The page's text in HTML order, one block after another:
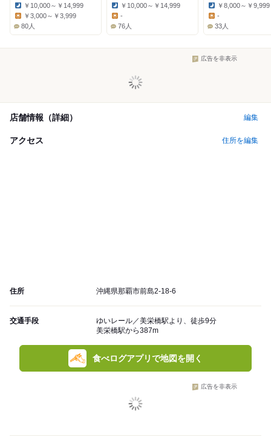
Dinner:
￥10,000～￥14,999
Lunch:
￥3,000～￥3,999
80人
Dinner:
￥10,000～￥14,999
Lunch:
-
76人
Dinner:
￥8,000～￥9,999
Lunch:
-
33人
広告を非表示
店舗情報（詳細） 編集
アクセス 住所を編集
住所 沖縄県那覇市前島2-18-6
交通手段
ゆいレール／美栄橋駅より、徒歩9分
美栄橋駅から387m
食べログアプリで地図を開く
広告を非表示